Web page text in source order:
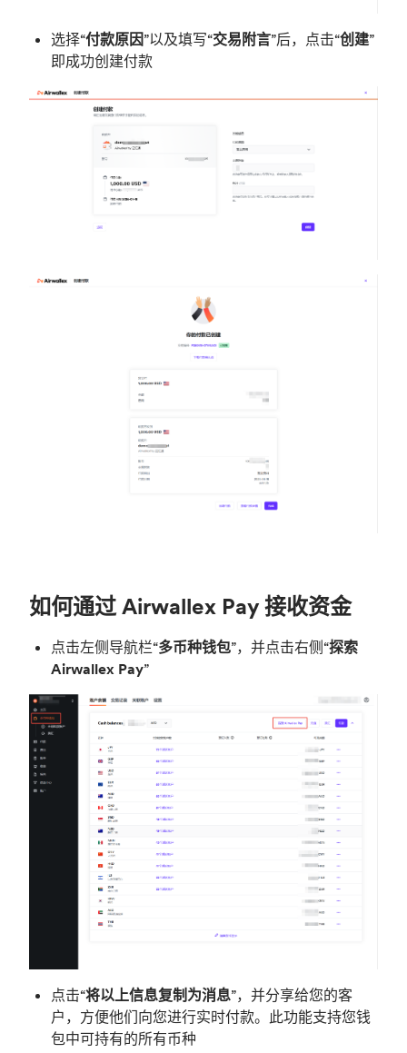
选择“付款原因”以及填写“交易附言”后，点击“创建”
即成功创建付款
如何通过 Airwallex Pay 接收资金
点击左侧导航栏“多币种钱包”，并点击右侧“探索
Airwallex Pay”
点击“将以上信息复制为消息”，并分享给您的客
户，方便他们向您进行实时付款。此功能支持您钱
包中可持有的所有币种